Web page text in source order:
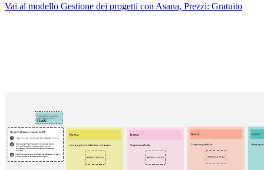
Vai al modello Gestione dei progetti con Asana, Prezzi: Gratuito